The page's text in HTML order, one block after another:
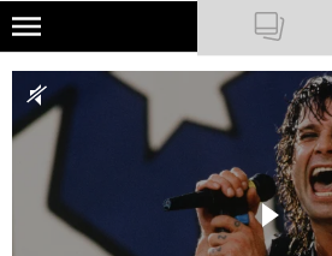
Skip
main
content
NATIONAL GEOGRAPHIC
TRAVELER
PODCASTY